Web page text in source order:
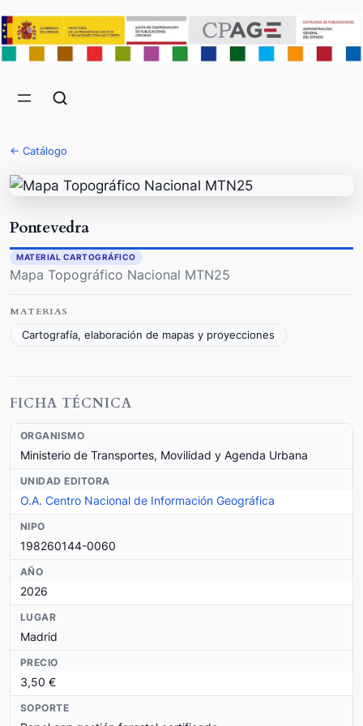
← Catálogo
Pontevedra
MATERIAL CARTOGRÁFICO
Mapa Topográfico Nacional MTN25
MATERIAS
Cartografía, elaboración de mapas y proyecciones
FICHA TÉCNICA
ORGANISMO
Ministerio de Transportes, Movilidad y Agenda Urbana
UNIDAD EDITORA
O.A. Centro Nacional de Información Geográfica
NIPO
198260144-0060
AÑO
2026
LUGAR
Madrid
PRECIO
3,50 €
SOPORTE